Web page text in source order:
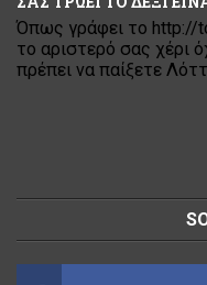
Όπως γράφει το http://
το αριστερό σας χέρι
πρέπει να παίξετε